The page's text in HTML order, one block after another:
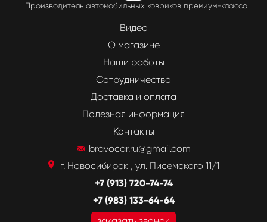
Производитель автомобильных ковриков премиум-класса
Видео
О магазине
Наши работы
Сотрудничество
Доставка и оплата
Полезная информация
Контакты
bravocar.ru@gmail.com
г. Новосибирск , ул. Писемского 11/1
+7 (913) 720-74-74
+7 (983) 133-64-64